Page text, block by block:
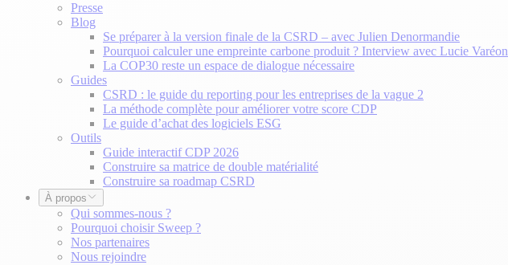
Presse
Blog
Se préparer à la version finale de la CSRD – avec Julien Denormandie
Pourquoi calculer une empreinte carbone produit ? Interview avec Lucie Varéon
La COP30 reste un espace de dialogue nécessaire
Guides
CSRD : le guide du reporting pour les entreprises de la vague 2
La méthode complète pour améliorer votre score CDP
Le guide d’achat des logiciels ESG
Outils
Guide interactif CDP 2026
Construire sa matrice de double matérialité
Construire sa roadmap CSRD
À propos
Qui sommes-nous ?
Pourquoi choisir Sweep ?
Nos partenaires
Nous rejoindre